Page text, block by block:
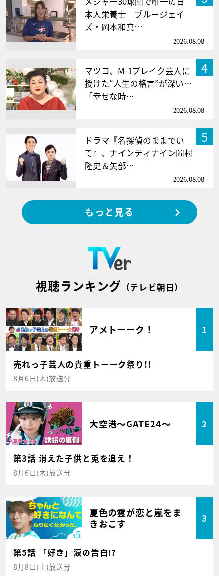
本人栄養士 ブルージェイ
ズ・岡本和真…
2026.08.08
4
マツコ、M-1ブレイク芸人に
授けた“人生の格言”が深い…
「幸せな時…
2026.08.08
5
ドラマ『名探偵のままでい
て』、ナインティナイン岡村
隆史＆矢部…
2026.08.08
もっと見る
視聴ランキング （テレビ朝日）
アメトーーク！ 1
売れっ子芸人の貴重トーーク祭り!!
8月6日(木)放送分
大空港～GATE24～ 2
第3話 消えた子供と兎を追え！
8月6日(木)放送分
夏色の雲が恋と嵐をま
きおこす
3
第5話 「好き」涙の告白!?
8月8日(土)放送分